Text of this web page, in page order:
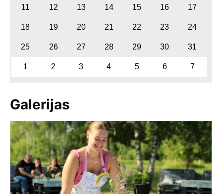
11 12 13 14 15 16 17
18 19 20 21 22 23 24
25 26 27 28 29 30 31
1 2 3 4 5 6 7
Galerijas